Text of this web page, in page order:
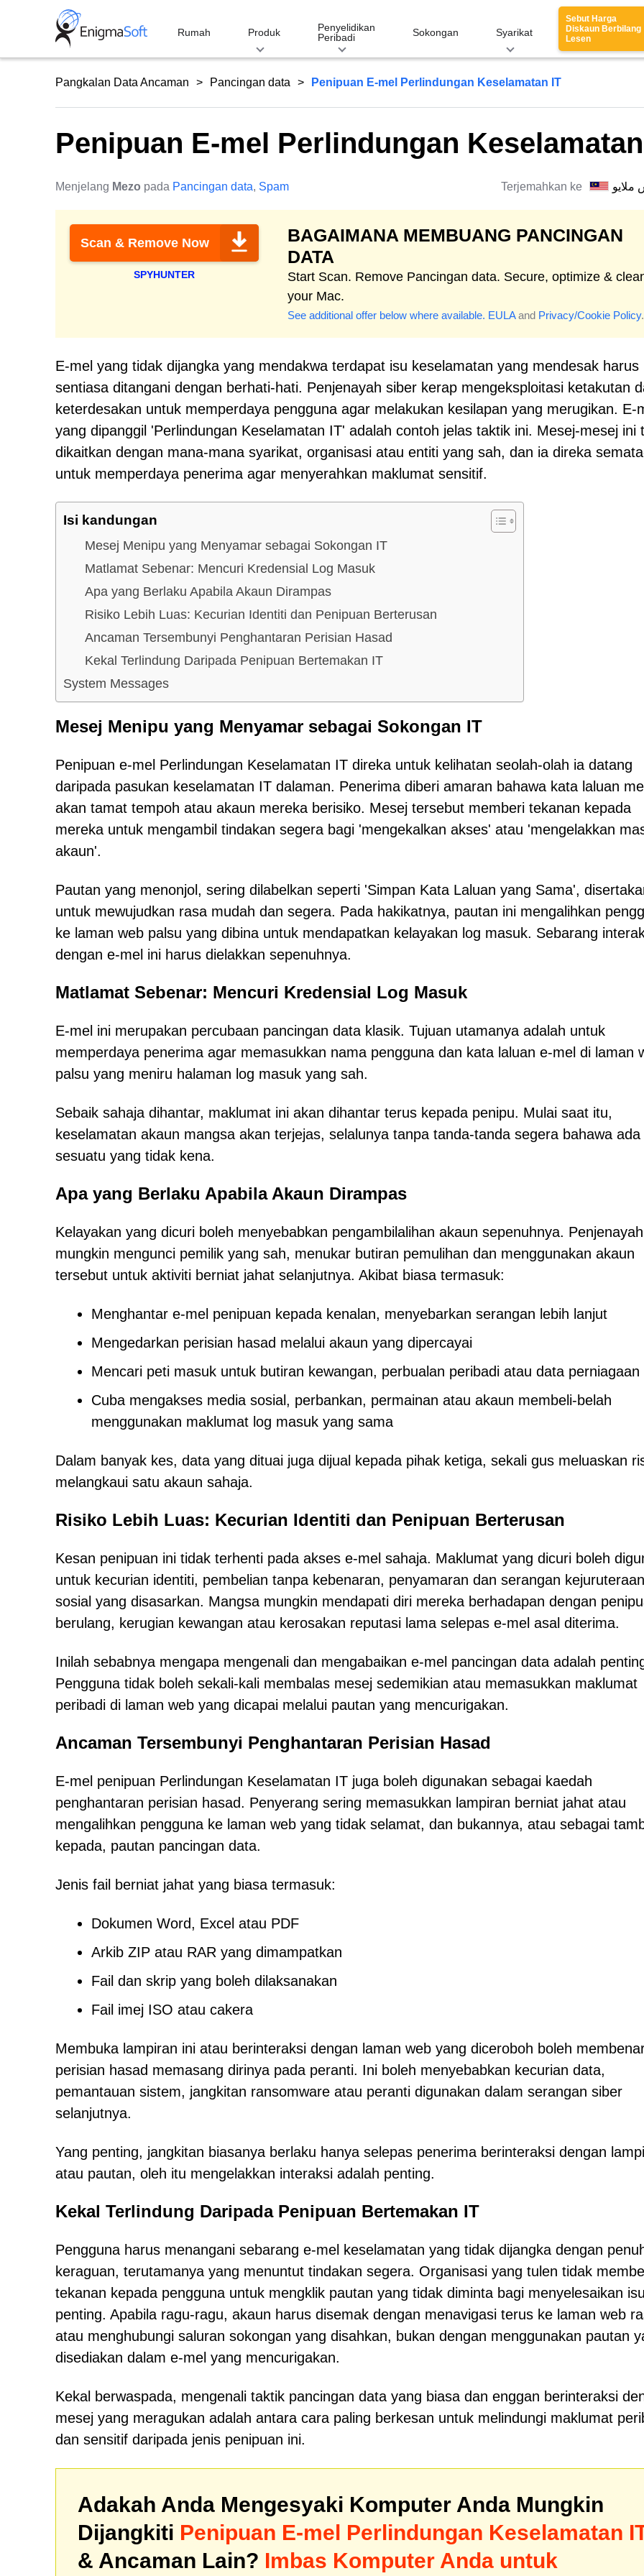
Rumah Produk
Penyelidikan
Peribadi
Sokongan Syarikat
Sebut Harga
Diskaun Berbilang
Lesen
Pangkalan Data Ancaman Pancingan data Penipuan E-mel Perlindungan Keselamatan IT
Penipuan E-mel Perlindungan
Menjelang Mezo pada Pancingan data, Spam Terjemahkan ke ملايو
Scan & Remove Now
SPYHUNTER
BAGAIMANA MEMBUANG PANCINGAN
DATA
Start Scan. Remove Pancingan data. Secure, optimize &
your Mac.
See additional offer below where available. EULAand Privacy/Cookie Policy.
E-mel yang tidak dijangka yang mendakwa terdapat isu keselamatan yang mendesak harus
sentiasa ditangani dengan berhati-hati. Penjenayah siber kerap mengeksploitasi ketakutan
keterdesakan untuk memperdaya pengguna agar melakukan kesilapan yang merugikan. E-
yang dipanggil 'Perlindungan Keselamatan IT' adalah contoh jelas taktik ini. Mesej-mesej ini
dikaitkan dengan mana-mana syarikat, organisasi atau entiti yang sah, dan ia direka
untuk memperdaya penerima agar menyerahkan maklumat sensitif.
Isi kandungan
Mesej Menipu yang Menyamar sebagai Sokongan IT
Matlamat Sebenar: Mencuri Kredensial Log Masuk
Apa yang Berlaku Apabila Akaun Dirampas
Risiko Lebih Luas: Kecurian Identiti dan Penipuan Berterusan
Ancaman Tersembunyi Penghantaran Perisian Hasad
Kekal Terlindung Daripada Penipuan Bertemakan IT
System Messages
Mesej Menipu yang Menyamar sebagai Sokongan IT
Penipuan e-mel Perlindungan Keselamatan IT direka untuk kelihatan seolah-olah ia datang
daripada pasukan keselamatan IT dalaman. Penerima diberi amaran bahawa kata laluan
akan tamat tempoh atau akaun mereka berisiko. Mesej tersebut memberi tekanan kepada
mereka untuk mengambil tindakan segera bagi 'mengekalkan akses' atau 'mengelakkan
akaun'.
Pautan yang menonjol, sering dilabelkan seperti 'Simpan Kata Laluan yang Sama',
untuk mewujudkan rasa mudah dan segera. Pada hakikatnya, pautan ini mengalihkan
ke laman web palsu yang dibina untuk mendapatkan kelayakan log masuk. Sebarang
dengan e-mel ini harus dielakkan sepenuhnya.
Matlamat Sebenar: Mencuri Kredensial Log Masuk
E-mel ini merupakan percubaan pancingan data klasik. Tujuan utamanya adalah untuk
memperdaya penerima agar memasukkan nama pengguna dan kata laluan e-mel di laman
palsu yang meniru halaman log masuk yang sah.
Sebaik sahaja dihantar, maklumat ini akan dihantar terus kepada penipu. Mulai saat itu,
keselamatan akaun mangsa akan terjejas, selalunya tanpa tanda-tanda segera bahawa ada
sesuatu yang tidak kena.
Apa yang Berlaku Apabila Akaun Dirampas
Kelayakan yang dicuri boleh menyebabkan pengambilalihan akaun sepenuhnya.
mungkin mengunci pemilik yang sah, menukar butiran pemulihan dan menggunakan akaun
tersebut untuk aktiviti berniat jahat selanjutnya. Akibat biasa termasuk:
Menghantar e-mel penipuan kepada kenalan, menyebarkan serangan lebih lanjut
Mengedarkan perisian hasad melalui akaun yang dipercayai
Mencari peti masuk untuk butiran kewangan, perbualan peribadi atau data perniagaan
Cuba mengakses media sosial, perbankan, permainan atau akaun membeli-belah
menggunakan maklumat log masuk yang sama
Dalam banyak kes, data yang dituai juga dijual kepada pihak ketiga, sekali gus meluaskan
melangkaui satu akaun sahaja.
Risiko Lebih Luas: Kecurian Identiti dan Penipuan Berterusan
Kesan penipuan ini tidak terhenti pada akses e-mel sahaja. Maklumat yang dicuri boleh
untuk kecurian identiti, pembelian tanpa kebenaran, penyamaran dan serangan kejuruteraan
sosial yang disasarkan. Mangsa mungkin mendapati diri mereka berhadapan dengan
berulang, kerugian kewangan atau kerosakan reputasi lama selepas e-mel asal diterima.
Inilah sebabnya mengapa mengenali dan mengabaikan e-mel pancingan data adalah
Pengguna tidak boleh sekali-kali membalas mesej sedemikian atau memasukkan maklumat
peribadi di laman web yang dicapai melalui pautan yang mencurigakan.
Ancaman Tersembunyi Penghantaran Perisian Hasad
E-mel penipuan Perlindungan Keselamatan IT juga boleh digunakan sebagai kaedah
penghantaran perisian hasad. Penyerang sering memasukkan lampiran berniat jahat atau
mengalihkan pengguna ke laman web yang tidak selamat, dan bukannya, atau sebagai
kepada, pautan pancingan data.
Jenis fail berniat jahat yang biasa termasuk:
Dokumen Word, Excel atau PDF
Arkib ZIP atau RAR yang dimampatkan
Fail dan skrip yang boleh dilaksanakan
Fail imej ISO atau cakera
Membuka lampiran ini atau berinteraksi dengan laman web yang diceroboh boleh
perisian hasad memasang dirinya pada peranti. Ini boleh menyebabkan kecurian data,
pemantauan sistem, jangkitan ransomware atau peranti digunakan dalam serangan siber
selanjutnya.
Yang penting, jangkitan biasanya berlaku hanya selepas penerima berinteraksi dengan
atau pautan, oleh itu mengelakkan interaksi adalah penting.
Kekal Terlindung Daripada Penipuan Bertemakan IT
Pengguna harus menangani sebarang e-mel keselamatan yang tidak dijangka dengan
keraguan, terutamanya yang menuntut tindakan segera. Organisasi yang tulen tidak
tekanan kepada pengguna untuk mengklik pautan yang tidak diminta bagi menyelesaikan
penting. Apabila ragu-ragu, akaun harus disemak dengan menavigasi terus ke laman web
atau menghubungi saluran sokongan yang disahkan, bukan dengan menggunakan pautan
disediakan dalam e-mel yang mencurigakan.
Kekal berwaspada, mengenali taktik pancingan data yang biasa dan enggan berinteraksi
mesej yang meragukan adalah antara cara paling berkesan untuk melindungi maklumat
dan sensitif daripada jenis penipuan ini.
Adakah Anda Mengesyaki Komputer Anda Mungkin
Dijangkiti Penipuan E-mel Perlindungan Keselamatan
& Ancaman Lain? Imbas Komputer Anda untuk